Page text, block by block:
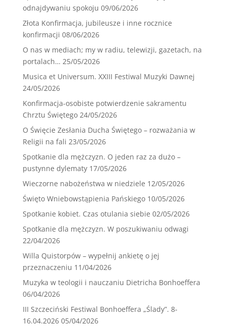
odnajdywaniu spokoju 09/06/2026
Złota Konfirmacja, jubileusze i inne rocznice
konfirmacji 08/06/2026
O nas w mediach; my w radiu, telewizji, gazetach, na
portalach… 25/05/2026
Musica et Universum. XXIII Festiwal Muzyki Dawnej
24/05/2026
Konfirmacja-osobiste potwierdzenie sakramentu
Chrztu Świętego 24/05/2026
O Święcie Zesłania Ducha Świętego – rozważania w
Religii na fali 23/05/2026
Spotkanie dla mężczyzn. O jeden raz za dużo –
pustynne dylematy 17/05/2026
Wieczorne nabożeństwa w niedziele 12/05/2026
Święto Wniebowstąpienia Pańskiego 10/05/2026
Spotkanie kobiet. Czas otulania siebie 02/05/2026
Spotkanie dla mężczyzn. W poszukiwaniu odwagi
22/04/2026
Willa Quistorpów – wypełnij ankietę o jej
przeznaczeniu 11/04/2026
Muzyka w teologii i nauczaniu Dietricha Bonhoeffera
06/04/2026
III Szczeciński Festiwal Bonhoeffera „Ślady”. 8-
16.04.2026 05/04/2026